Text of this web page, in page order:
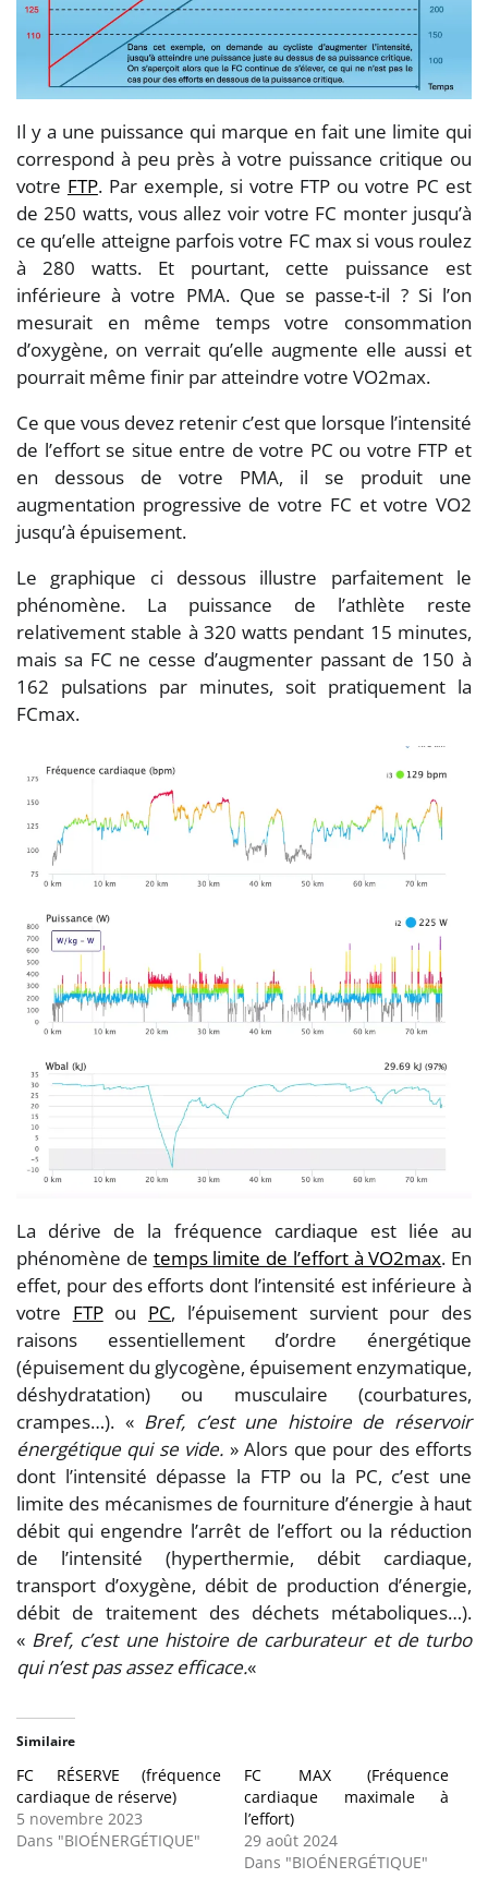
Il y a une puissance qui marque en fait une limite qui
correspond à peu près à votre puissance critique ou
votre FTP. Par exemple, si votre FTP ou votre PC est
de 250 watts, vous allez voir votre FC monter jusqu’à
ce qu’elle atteigne parfois votre FC max si vous roulez
à 280 watts. Et pourtant, cette puissance est
inférieure à votre PMA. Que se passe-t-il ? Si l’on
mesurait en même temps votre consommation
d’oxygène, on verrait qu’elle augmente elle aussi et
pourrait même finir par atteindre votre VO2max.
Ce que vous devez retenir c’est que lorsque l’intensité
de l’effort se situe entre de votre PC ou votre FTP et
en dessous de votre PMA, il se produit une
augmentation progressive de votre FC et votre VO2
jusqu’à épuisement.
Le graphique ci dessous illustre parfaitement le
phénomène. La puissance de l’athlète reste
relativement stable à 320 watts pendant 15 minutes,
mais sa FC ne cesse d’augmenter passant de 150 à
162 pulsations par minutes, soit pratiquement la
FCmax.
La dérive de la fréquence cardiaque est liée au
phénomène de temps limite de l’effort à VO2max. En
effet, pour des efforts dont l’intensité est inférieure à
votre FTPou PC, l’épuisement survient pour des
raisons essentiellement d’ordre énergétique
(épuisement du glycogène, épuisement enzymatique,
déshydratation) ou musculaire (courbatures,
crampes…). « Bref, c’est une histoire de réservoir
énergétique qui se vide. » Alors que pour des efforts
dont l’intensité dépasse la FTP ou la PC, c’est une
limite des mécanismes de fourniture d’énergie à haut
débit qui engendre l’arrêt de l’effort ou la réduction
de l’intensité (hyperthermie, débit cardiaque,
transport d’oxygène, débit de production d’énergie,
débit de traitement des déchets métaboliques…).
« Bref, c’est une histoire de carburateur et de turbo
qui n’est pas assez efficace.«
Similaire
FC RÉSERVE (fréquence
cardiaque de réserve)
5 novembre 2023
Dans "BIOÉNERGÉTIQUE"
FC MAX (Fréquence
cardiaque maximale à
l’effort)
29 août 2024
Dans "BIOÉNERGÉTIQUE"